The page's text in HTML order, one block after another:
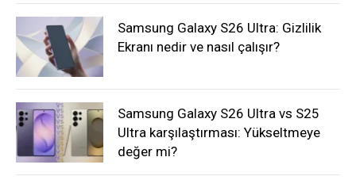
Samsung Galaxy S26 Ultra: Gizlilik
Ekranı nedir ve nasıl çalışır?
Samsung Galaxy S26 Ultra vs S25
Ultra karşılaştırması: Yükseltmeye
değer mi?